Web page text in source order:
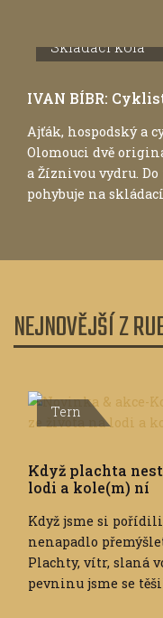
Skládací kola
IVAN BÍBR:
Ajťák, hospodský a
Olomouci dvě
a Žíznivou vydru. Do
pohybuje na
NEJNOVĚJŠÍ Z
Tern
Když plachta
lodi a kole(m) ní
Když jsme si
nenapadlo
Plachty, vítr, slaná
pevninu jsme se